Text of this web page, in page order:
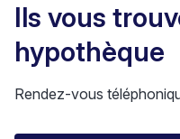
Ils vous
hypothèque
Rendez-vous